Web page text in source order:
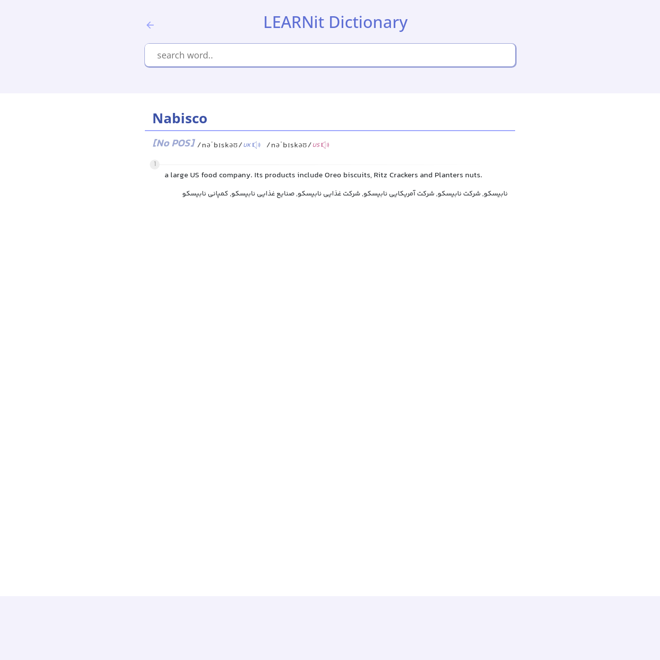
LEARNit Dictionary
Nabisco
[No POS] /nəˈbɪskəʊ/UK /nəˈbɪskəʊ/US
1
a large US food company. Its products include Oreo biscuits, Ritz Crackers and Planters nuts.
نابیسکو, شرکت نابیسکو, شرکت آمریکایی نابیسکو, شرکت غذایی نابیسکو, صنایع غذایی نابیسکو, کمپانی نابیسکو